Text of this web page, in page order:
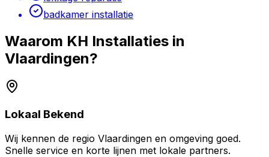
badkamer installatie
Waarom KH Installaties in
Vlaardingen?
Lokaal Bekend
Wij kennen de regio Vlaardingen en omgeving goed.
Snelle service en korte lijnen met lokale partners.